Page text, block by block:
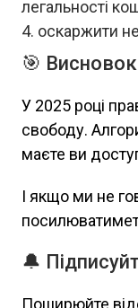
легальності
оскаржити
🎯 Висновок
У 2025 році
свободу.
маєте ви
І якщо ми не
🔔
Поширюйте